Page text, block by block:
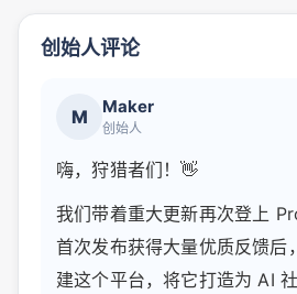
创始人评论
M Maker
创始人
嗨，狩猎者们！👋
我们带着重大更新再次登上
首次发布获得大量优质反馈后
建这个平台，将它打造为 AI